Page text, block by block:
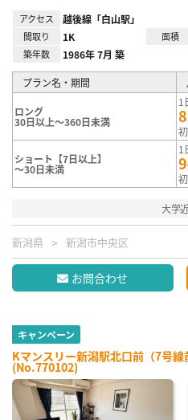
アクセス 越後線「白山駅」
間取り 1K 面積
築年数 1986年 7月 築
プラン名・期間
ロング
30日以上～360日未満
1
ショート【7日以上】
～30日未満
1
大学
新潟県 新潟市中央区
お問合わせ
キャンペーン
Kマンスリー新潟駅北口前（7号線
(No.770102)